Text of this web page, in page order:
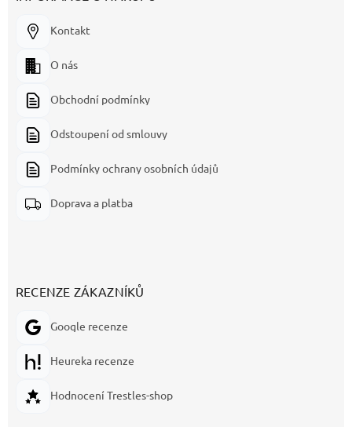
Kontakt
O nás
Obchodní podmínky
Odstoupení od smlouvy
Podmínky ochrany osobních údajů
Doprava a platba
RECENZE ZÁKAZNÍKŮ
Google recenze
Heureka recenze
Hodnocení Trestles-shop